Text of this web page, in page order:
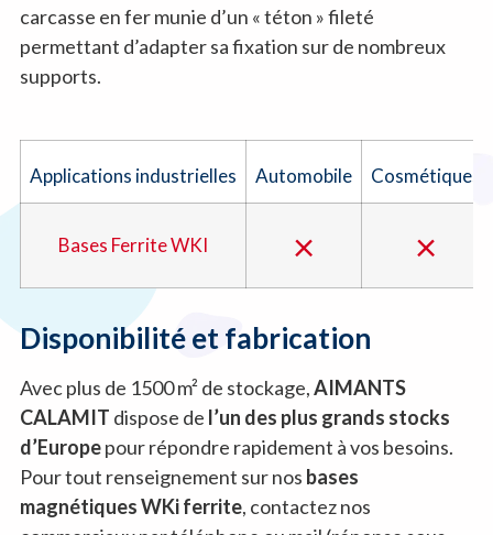
carcasse en fer munie d’un « téton » fileté
permettant d’adapter sa fixation sur de nombreux
supports.
Applications industrielles Automobile Cosmétiques
Bases Ferrite WKI × ×
Disponibilité et fabrication
Avec plus de 1500 m² de stockage,AIMANTS
CALAMIT dispose de l’un des plus grands stocks
d’Europepour répondre rapidement à vos besoins.
Pour tout renseignement sur nos bases
magnétiques WKi ferrite, contactez nos